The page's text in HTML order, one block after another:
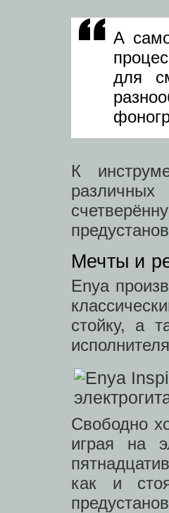
А
для
К
Мечты и
Enya
стойку, а
Свободно
играя на
как и